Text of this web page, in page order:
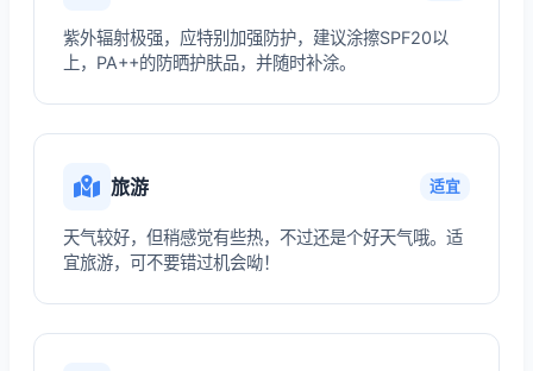
紫外辐射极强，应特别加强防护，建议涂擦SPF20以
上，PA++的防晒护肤品，并随时补涂。
旅游 适宜
天气较好，但稍感觉有些热，不过还是个好天气哦。适
宜旅游，可不要错过机会呦！